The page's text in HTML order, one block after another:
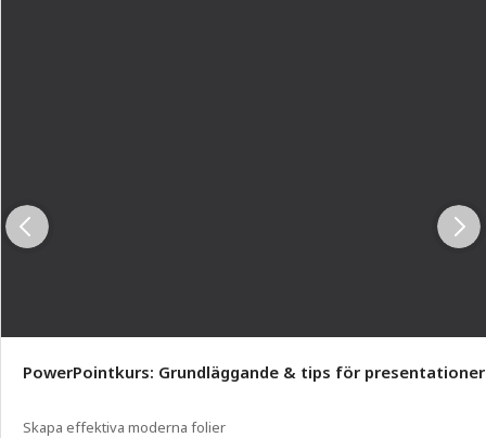
PowerPointkurs: Grundläggande & tips för presentationer
Skapa effektiva moderna folier